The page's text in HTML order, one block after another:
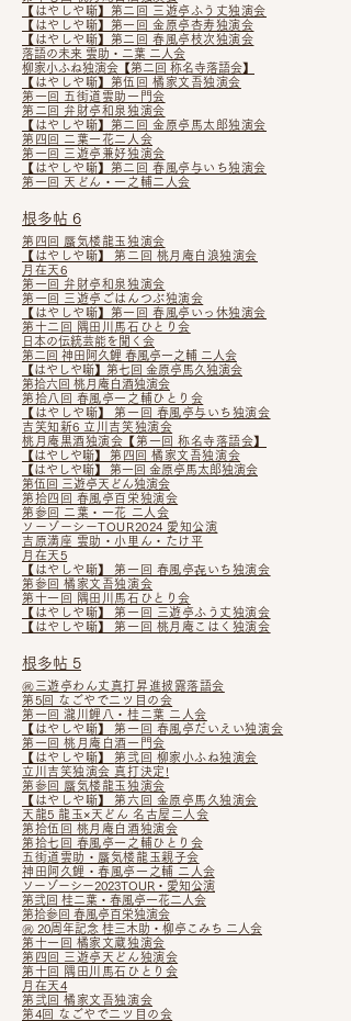
【はやしや噺】第二回 三遊亭ふう丈独演会
【はやしや噺】第一回 金原亭杏寿独演会
【はやしや噺】第二回 春風亭枝次独演会
落語の未来 雲助・二葉 二人会
柳家小ふね独演会​【第二回 称名寺落語会】
【はやしや噺】第伍回 橘家文吾独演会
第一回 五街道雲助一門会
第二回 弁財亭和泉独演会
【はやしや噺】第二回 金原亭馬太郎独演会
第四回 二葉一花二人会
第一回 三遊亭兼好独演会
【はやしや噺】
第二回 春風亭与いち独演会
第一回 天どん・一之輔二人会
根多帖 6
第四回 蜃気楼龍玉独演会
【はやしや噺】 第二回 桃月庵白浪独演会
月在天6
第一回 弁財亭和泉独演会
第一回 三遊亭ごはんつぶ独演会
【はやしや噺】
第一回 春風亭いっ休独演会
第十二回 隅田川馬石ひとり会
日本の伝統芸能を聞く会
第二回 神田阿久鯉 春風亭一之輔 二人会
【はやしや噺】 第七回 金原亭馬久独演会
第拾六回 桃月庵白酒独演会
第拾八回 春風亭一之輔ひとり会
【はやしや噺】 第一回 春風亭与いち独演会
吉笑知新6 立川吉笑独演会
桃月庵黒酒独演会【第一回 称名寺落語会】
【はやしや噺】 第四回 橘家文吾独演会
【はやしや噺】 第一回 金原亭馬太郎独演会
第伍回 三遊亭天どん独演会
第拾四回 春風亭百栄独演会
第参回 二葉・一花 二人会
ソーゾーシーTOUR2024 愛知公演
吉原満座 雲助・小里ん・たけ平
月在天5
【はやしや噺】 第一回 春風亭㐂いち独演会
第参回 橘家文吾独演会
第十一回 隅田川馬石ひとり会
【はやしや噺】 第一回 三遊亭ふう丈独演会
【はやしや噺】 第一回 桃月庵こはく独演会
根多帖 5
㊗三遊亭わん丈真打昇進披露落語会
第5回 なごやで二ツ目の会
第一回 瀧川鯉八・桂二葉 二人会
【はやしや噺】 第一回 春風亭だいえい独演会
第一回 桃月庵白酒一門会
【はやしや噺】 第弐回 柳家小ふね独演会
立川吉笑独演会 真打決定!
第参回 蜃気楼龍玉独演会
【はやしや噺】 第六回 金原亭馬久独演会
天龍5 龍玉×天どん 名古屋二人会
第拾伍回 桃月庵白酒独演会
第拾七回 春風亭一之輔ひとり会
五街道雲助・蜃気楼龍玉親子会
神田阿久鯉・春風亭一之輔 二 人 会
ソ ーゾーシー2023TOUR・愛知公演
第弐回 桂二葉・春風亭一花二人会
第拾参回 春風亭百栄独演会
㊗ 20周年記念 桂三木助・柳亭こみち 二人会
第十一回 橘家文蔵独演会
第四回 三遊亭天どん独演会
第十回 隅田川馬石ひ とり会
月在天4
第弐回 橘家文吾独演会
第4回 なごやで二ツ目の会